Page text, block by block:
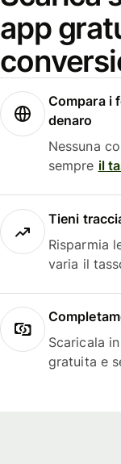
app
Compara i
denaro
Nessuna
sempre il
Tieni
Risparmia
varia il
Scaricala
gratuita e